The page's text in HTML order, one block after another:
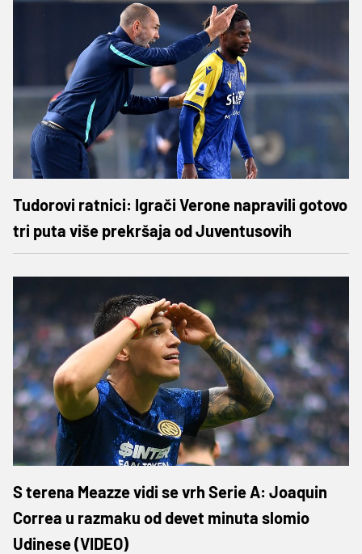
Tudorovi ratnici: Igrači Verone napravili gotovo
tri puta više prekršaja od Juventusovih
S terena Meazze vidi se vrh Serie A: Joaquin
Correa u razmaku od devet minuta slomio
Udinese (VIDEO)